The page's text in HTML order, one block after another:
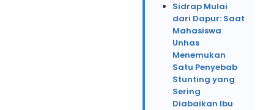
Sidrap Mulai
dari Dapur: Saat
Mahasiswa
Unhas
Menemukan
Satu Penyebab
Stunting yang
Sering
Diabaikan Ibu